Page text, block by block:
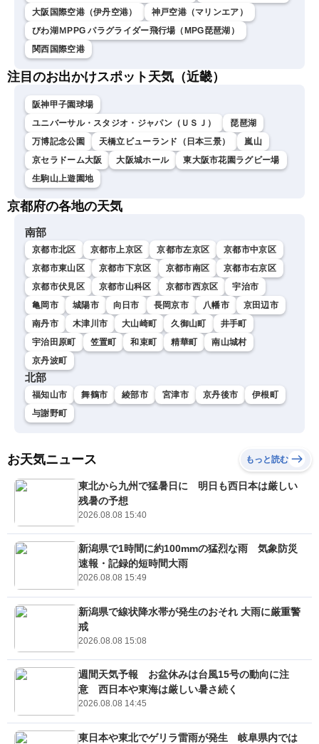
大阪国際空港（伊丹空港）
神戸空港（マリンエア）
びわ湖ＭPPG パラグライダー飛行場（MPG琵琶湖）
関西国際空港
注目のお出かけスポット天気（近畿）
阪神甲子園球場
ユニバーサル・スタジオ・ジャパン（ＵＳＪ）
琵琶湖
万博記念公園
天橋立ビューランド（日本三景）
嵐山
京セラドーム大阪
大阪城ホール
東大阪市花園ラグビー場
生駒山上遊園地
京都府の各地の天気
南部
京都市北区 京都市上京区 京都市左京区
京都市中京区
京都市東山区
京都市下京区 京都市南区
京都市右京区
京都市伏見区
京都市山科区 京都市西京区
宇治市
亀岡市
城陽市 向日市 長岡京市 八幡市
京田辺市
南丹市
木津川市 大山崎町 久御山町
井手町
宇治田原町
笠置町 和束町 精華町
南山城村
京丹波町
北部
福知山市 舞鶴市 綾部市 宮津市 京丹後市
伊根町
与謝野町
お天気ニュース もっと読む
東北から九州で猛暑日に 明日も西日本は厳しい
残暑の予想
2026.08.08 15:40
新潟県で1時間に約100mmの猛烈な雨 気象防災
速報・記録的短時間大雨
2026.08.08 15:49
新潟県で線状降水帯が発生のおそれ 大雨に厳重警
戒
2026.08.08 15:08
週間天気予報 お盆休みは台風15号の動向に注
意 西日本や東海は厳しい暑さ続く
2026.08.08 14:45
東日本や東北でゲリラ雷雨が発生 岐阜県内では